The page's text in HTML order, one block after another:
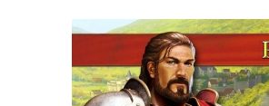
部落战魂华为版是一款经典西
特色全新玩法还有丰厚大奖免